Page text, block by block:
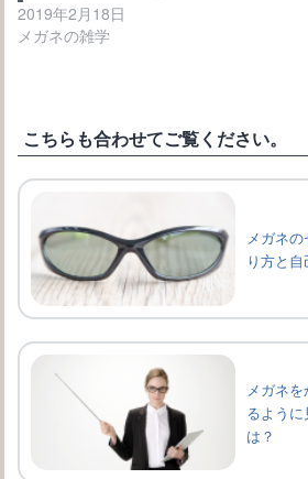
2019年2月18日
メガネの雑学
こちらも合わせてご覧ください。
メガネ
り方と
メガネ
るよう
は？